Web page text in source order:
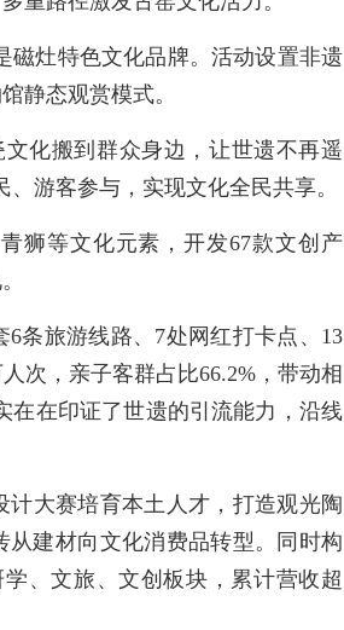
磁灶特色文化品牌。活动设置非遗
静态观赏模式。
化搬到群众身边，让世遗不再遥
游客参与，实现文化全民共享。
狮等文化元素，开发67款文创产
条旅游线路、7处网红打卡点、13
次，亲子客群占比66.2%，带动相
在在印证了世遗的引流能力，沿线
计大赛培育本土人才，打造观光陶
建材向文化消费品转型。同时构
、文旅、文创板块，累计营收超